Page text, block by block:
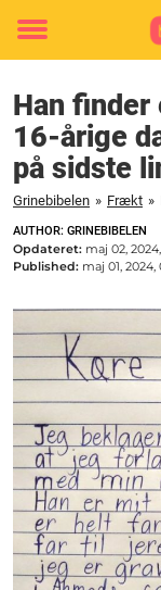
Toggle
Han
16-årige
på sidste
Grinebibelen » Frækt »
AUTHOR: GRINEBIBELEN
Opdateret: maj 02,
Published: maj 01, 2024,